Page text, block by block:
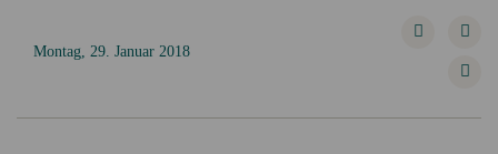
Montag, 29. Januar 2018